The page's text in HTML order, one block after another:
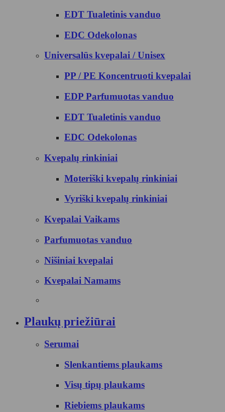
EDT Tualetinis vanduo
EDC Odekolonas
Universalūs kvepalai / Unisex
PP / PE Koncentruoti kvepalai
EDP Parfumuotas vanduo
EDT Tualetinis vanduo
EDC Odekolonas
Kvepalų rinkiniai
Moteriški kvepalų rinkiniai
Vyriški kvepalų rinkiniai
Kvepalai Vaikams
Parfumuotas vanduo
Nišiniai kvepalai
Kvepalai Namams
Plaukų priežiūrai
Serumai
Slenkantiems plaukams
Visų tipų plaukams
Riebiems plaukams